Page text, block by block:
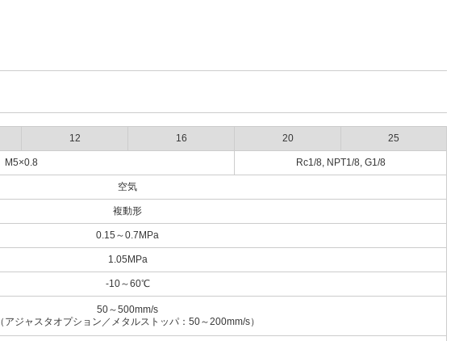
12 16 20 25
M5×0.8 Rc1/8, NPT1/8, G1/8
空気
複動形
0.15～0.7MPa
1.05MPa
-10～60℃
50～500mm/s
（アジャスタオプション／メタルストッパ：50～200mm/s）